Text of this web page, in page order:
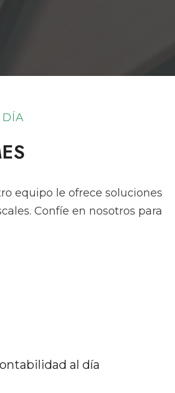
DÍA
equipo le ofrece soluciones
Confíe en nosotros para
al día